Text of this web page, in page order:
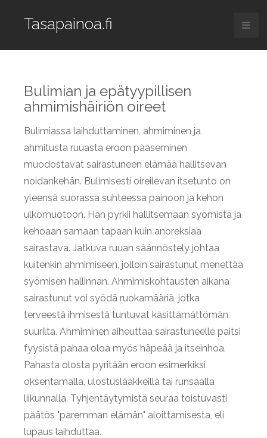
Tasapainoa.fi
Bulimian ja epätyypillisen
ahmimishäiriön oireet
Bulimiassa laihduttaminen, ahmiminen ja
ahmitusta ruuasta eroon pääseminen
muodostavat sairastuneen elämää hallitsevan
noidankehän. Bulimisesti oireilevan itsetunto on
yleensä suorassa suhteessa painoon ja kehon
ulkomuotoon. Hän pyrkii hallitsemaan syömistä ja
kehoaan samaan tapaan kuin anoreksiaa
sairastava. Jatkuva ruuan säännöstely johtaa
kuitenkin ahmimiseen, jolloin sairastunut menettää
syömisen hallinnan. Ahmimiskohtausten aikana
sairastunut voi syödä ruokamääriä, jotka
terveestä ihmisestä tuntuvat käsittämättömän
suurilta. Ahmiminen aiheuttaa sairastuneelle paitsi
fyysistä pahaa oloa myös häpeää ja itseinhoa.
Pahasta olosta pyritään eroon esimerkiksi
oksentamalla, ulostuslääkkeillä tai runsaalla
liikunnalla. Tyhjentäytymistä seuraa toistuvasti
päätös "paremman elämän" aloittamisesta, eli
lupaus laihduttaa.